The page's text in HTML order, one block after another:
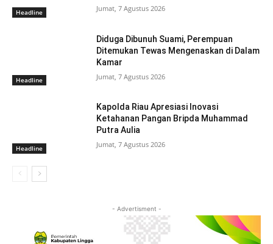
Headline Jumat, 7 Agustus 2026
Headline
Diduga Dibunuh Suami, Perempuan
Ditemukan Tewas Mengenaskan di Dalam
Kamar
Jumat, 7 Agustus 2026
Headline
Kapolda Riau Apresiasi Inovasi
Ketahanan Pangan Bripda Muhammad
Putra Aulia
Jumat, 7 Agustus 2026
- Advertisment -